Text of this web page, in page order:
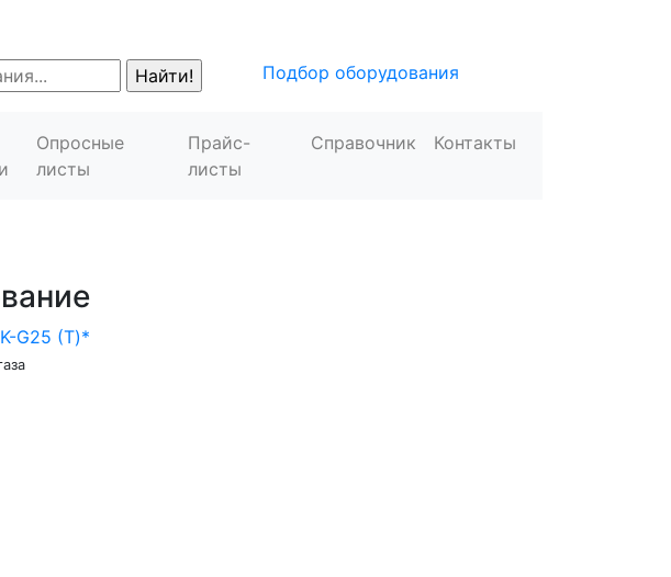
Подбор оборудования
Опросные
листы
Прайс-
листы
Справочник Контакты
G25 (Т)*